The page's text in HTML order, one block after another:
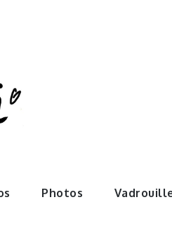
Photos